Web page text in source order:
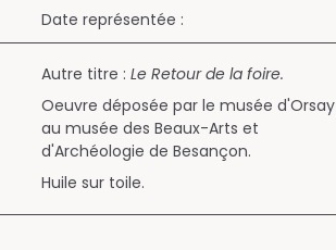
Date représentée :
Autre titre : Le Retour de la foire.
Oeuvre déposée par le musée d'Orsay
au musée des Beaux-Arts et
d'Archéologie de Besançon.
Huile sur toile.